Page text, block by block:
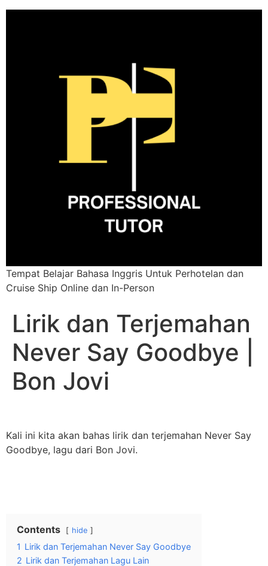
Tempat Belajar Bahasa Inggris Untuk Perhotelan dan
Cruise Ship Online dan In-Person
Lirik dan Terjemahan
Never Say Goodbye |
Bon Jovi
Kali ini kita akan bahas lirik dan terjemahan Never Say
Goodbye, lagu dari Bon Jovi.
Contents hide
1 Lirik dan Terjemahan Never Say Goodbye
2 Lirik dan Terjemahan Lagu Lain